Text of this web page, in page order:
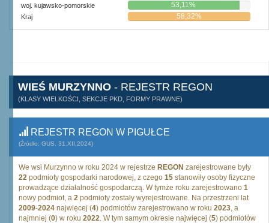
woj. kujawsko-pomorskie 53,11%
Kraj 58,32%
WIEŚ MURZYNNO - REJESTR REGON
(KLASY WIELKOŚCI, SEKCJE PKD, FORMY PRAWNE)
REJESTR REGON W PIGUŁCE
(Źródło: GUS, 31.XII.2024)
We wsi Murzynno w roku 2024 w rejestrze REGON zarejestrowane były
22 podmioty gospodarki narodowej, z czego 15 stanowiły osoby fizyczne
prowadzące działalność gospodarczą. W tymże roku zarejestrowano 1
nowy podmiot, a 2 podmioty zostały wyrejestrowane. Na przestrzeni lat
2009-2024 najwięcej (4) podmiotów zarejestrowano w roku 2023, a
najmniej (0) w roku 2022. W tym samym okresie najwięcej (5) podmiotów